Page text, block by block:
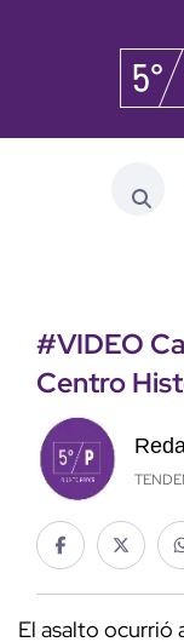
#VIDEO
Centro
El asalto ocurrió